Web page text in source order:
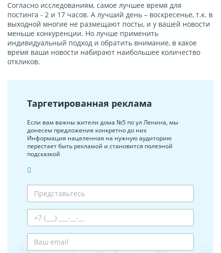
Согласно исследованиям, самое лучшее время для
постинга - 2 и 17 часов. А лучший день – воскресенье, т.к. в
выходной многие не размещают посты, и у вашей новости
меньше конкуренции. Но лучше применить
индивидуальный подход и обратить внимание, в какое
время ваши новости набирают наибольшее количество
откликов.
Таргетированная реклама
Если вам важны жители дома №5 по ул Ленина, мы
донесем предложение конкретно до них
Информация нацеленная на нужную аудиторию
перестает быть рекламой и становится полезной
подсказкой